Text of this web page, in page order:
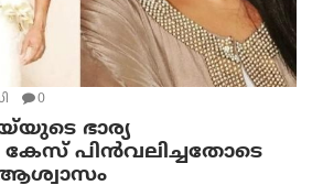
0
ഭാര്യ
പിൻവലിച്ചതോടെ